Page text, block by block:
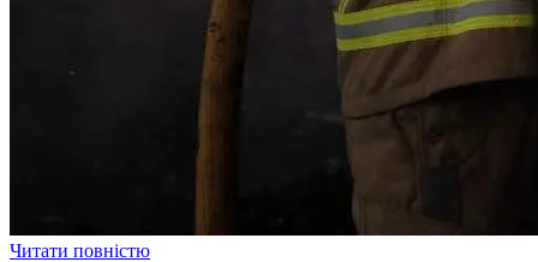
Читати повністю